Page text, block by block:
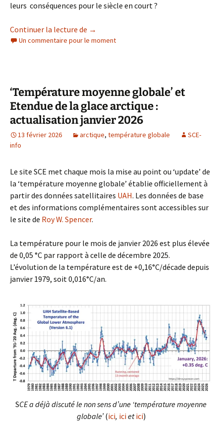
leurs conséquences pour le siècle en court ?
Continuer la lecture de Cycles solaires, l’AMOC et l’hiver des
→
Un commentaire pour le moment
‘Température moyenne globale’ et
Etendue de la glace arctique :
actualisation janvier 2026
13 février 2026 arctique, température globale
SCE-
info
Le site SCE met chaque mois la mise au point ou ‘update’ de
la ‘température moyenne globale’ établie officiellement à
partir des données satellitaires UAH. Les données de base
et des informations complémentaires sont accessibles sur
le site de Roy W. Spencer.
La température pour le mois de janvier 2026 est plus élevée
de 0,05 °C par rapport à celle de décembre 2025.
L’évolution de la température est de +0,16°C/décade depuis
janvier 1979, soit 0,016°C/an.
SCE a déjà discuté le non sens d’une ‘température moyenne
globale’(ici, icietici)